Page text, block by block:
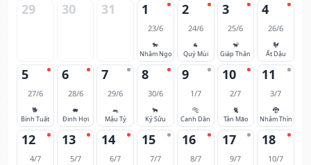
29 30 31 1
23/6
🐎
Nhâm Ngọ
2
24/6
🐐
Quý Mùi
3
25/6
🐒
Giáp Thân
4
26/6
🐓
Ất Dậu
5
27/6
🐕
Bính Tuất
6
28/6
🐖
Đinh Hợi
7
29/6
🐀
Mậu Tý
8
30/6
🐂
Kỷ Sửu
9
1/7
🐅
Canh Dần
10
2/7
🐈
Tân Mão
11
3/7
🐉
Nhâm Thìn
12
4/7
13
5/7
14
6/7
15
7/7
16
8/7
17
9/7
18
10/7